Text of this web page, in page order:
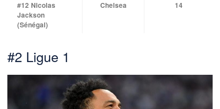
#12 Nicolas
Jackson
(Sénégal)
Chelsea 14
#2 Ligue 1